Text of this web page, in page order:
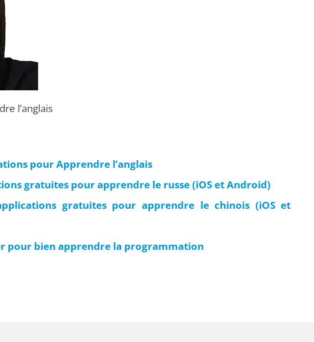
l’anglais
pour Apprendre l’anglais
gratuites pour apprendre le russe (iOS et Android)
gratuites pour apprendre le chinois (iOS et
pour bien apprendre la programmation